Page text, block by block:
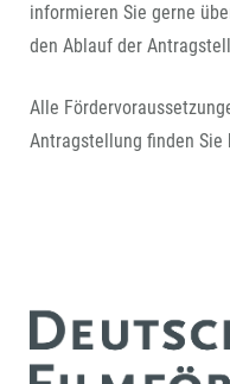
informieren Sie gerne
den Ablauf der
Alle
Antragstellung finden Sie